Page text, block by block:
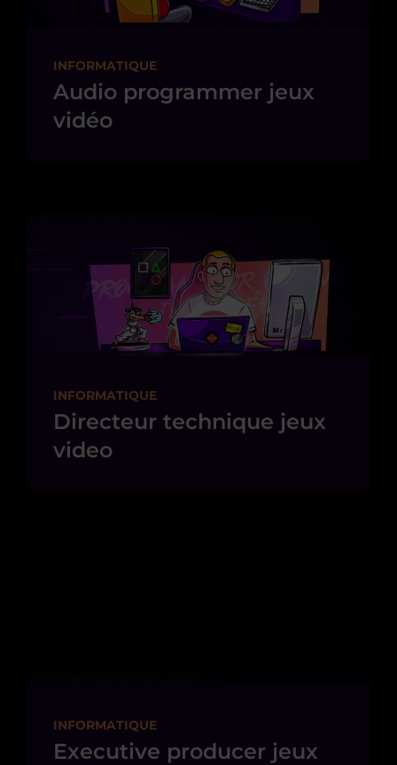
INFORMATIQUE
Audio programmer jeux
vidéo
INFORMATIQUE
Directeur technique jeux
video
INFORMATIQUE
Executive producer jeux